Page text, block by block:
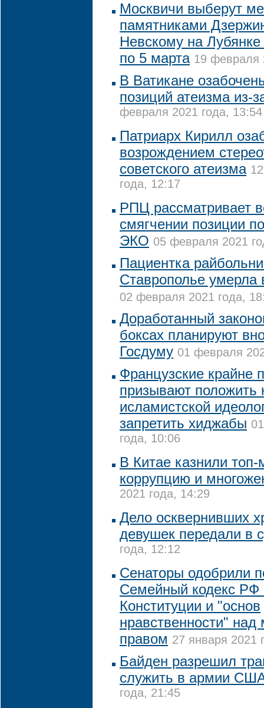
Москвичи выберут
памятниками
Невскому на
по 5 марта 19 февраля
В Ватикане
позиций атеизма из-
февраля 2021 года, 13:54
Патриарх Кирилл
возрождением
советского атеизма
года, 12:17
РПЦ рассматривает
смягчении позиции
ЭКО 05 февраля 2021
Пациентка
Ставрополье умерла
02 февраля 2021 года,
Доработанный
боксах планируют
Госдуму 01 февраля
Французские крайне
призывают положить
исламистской
запретить хиджабы
года, 10:06
В Китае казнили
коррупцию и
2021 года, 14:29
Дело осквернивших
девушек передали в
года, 12:12
Сенаторы одобрили
Семейный кодекс РФ
Конституции и "основ
нравственности"
правом 27 января 2021
Байден разрешил
служить в армии
года, 21:45